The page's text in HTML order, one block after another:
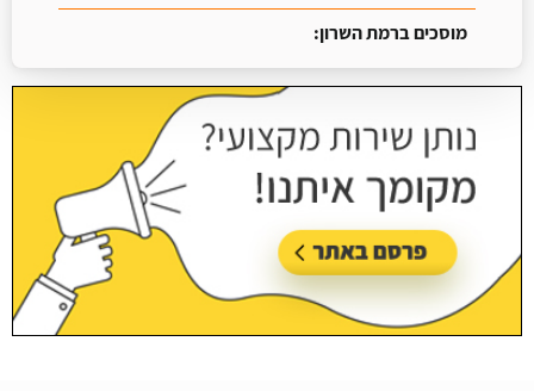
מוסכים ברמת השרון:
עודכן בתאריך:16/07/2026, בשעה 09:07